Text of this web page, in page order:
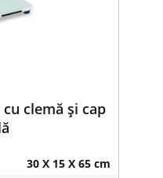
clemă și cap
30 X 15 X 65 cm